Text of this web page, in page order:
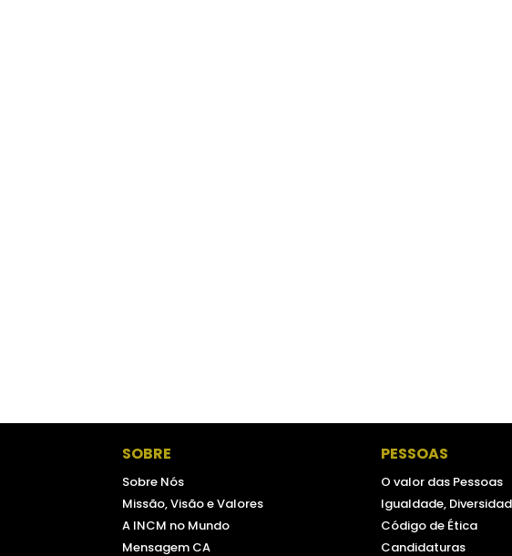
SOBRE
Sobre Nós
Missão, Visão e Valores
A INCM no Mundo
Mensagem CA
PESSOAS
O valor das Pessoas
Igualdade,
Código de Ética
Candidaturas